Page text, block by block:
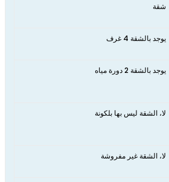
شقة
يوجد بالشقة 4 غرف
يوجد بالشقة 2 دورة مياه
لا، الشقة ليس بها بلكونة
لا، الشقة غير مفروشة